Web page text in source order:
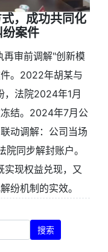
，成功共同化
案件
再审前调解"创新模
。2022年胡某与
，法院2024年1月
结。2024年7月公
动调解：公司当场
同步解封账户。
现权益兑现，又
纷机制的实效。
搜索